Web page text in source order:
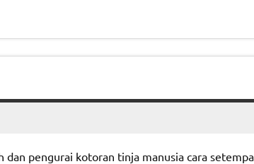
dan pengurai kotoran tinja manusia cara